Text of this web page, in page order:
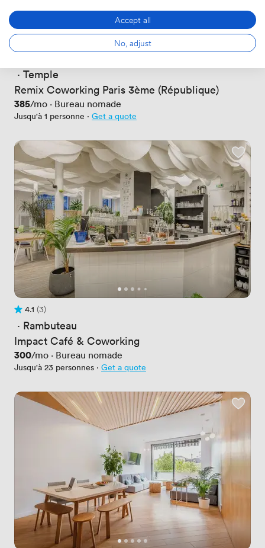
· Temple
Remix Coworking Paris 3ème (République)
Prix
385/mo · Bureau nomade
Jusqu'à 1 personne · Get a quote
Avis 4.1 sur 5
4.1
3 Avis (3)
· Rambuteau
Impact Café & Coworking
Prix
300/mo · Bureau nomade
Jusqu'à 23 personnes · Get a quote
Accept all
No, adjust